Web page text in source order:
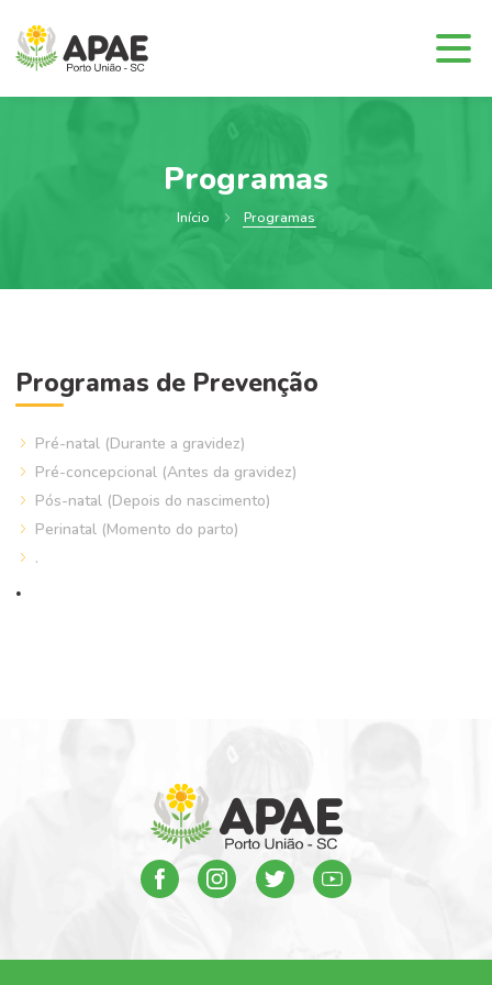
Programas
Início Programas
Programas de Prevenção
Pré-natal (Durante a gravidez)
Pré-concepcional (Antes da gravidez)
Pós-natal (Depois do nascimento)
Perinatal (Momento do parto)
.
.